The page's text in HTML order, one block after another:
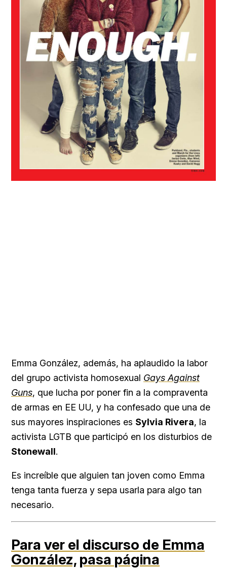
Emma González, además, ha aplaudido la labor
del grupo activista homosexual Gays Against
Guns, que lucha por poner fin a la compraventa
de armas en EE UU, y ha confesado que una de
sus mayores inspiraciones es Sylvia Rivera, la
activista LGTB que participó en los disturbios de
Stonewall.
Es increíble que alguien tan joven como Emma
tenga tanta fuerza y sepa usarla para algo tan
necesario.
Para ver el discurso de Emma
González, pasa página